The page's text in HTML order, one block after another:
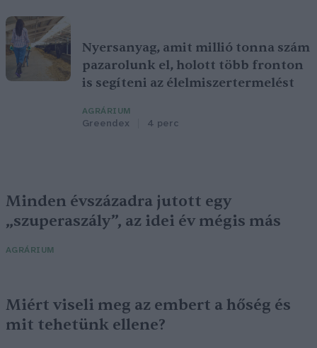
Nyersanyag, amit millió tonna szám
pazarolunk el, holott több fronton
is segíteni az élelmiszertermelést
AGRÁRIUM
Greendex 4 perc
Minden évszázadra jutott egy
„szuperaszály”, az idei év mégis más
AGRÁRIUM
Miért viseli meg az embert a hőség és
mit tehetünk ellene?